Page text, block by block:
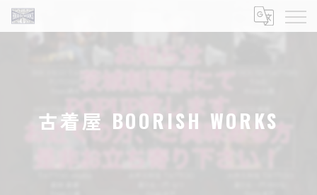
古着屋 BOORISH WORKS